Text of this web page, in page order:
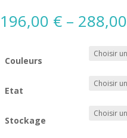
196,00 € – 288,00
Couleurs
Etat
Stockage